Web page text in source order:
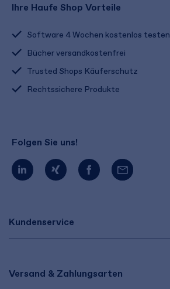
Kundenservice
Versand & Zahlungsarten
Ihre Haufe Shop Vorteile
Software 4 Wochen kostenlos testen
Bücher versandkostenfrei
Trusted Shops Käuferschutz
Rechtssichere Produkte
Folgen Sie uns!